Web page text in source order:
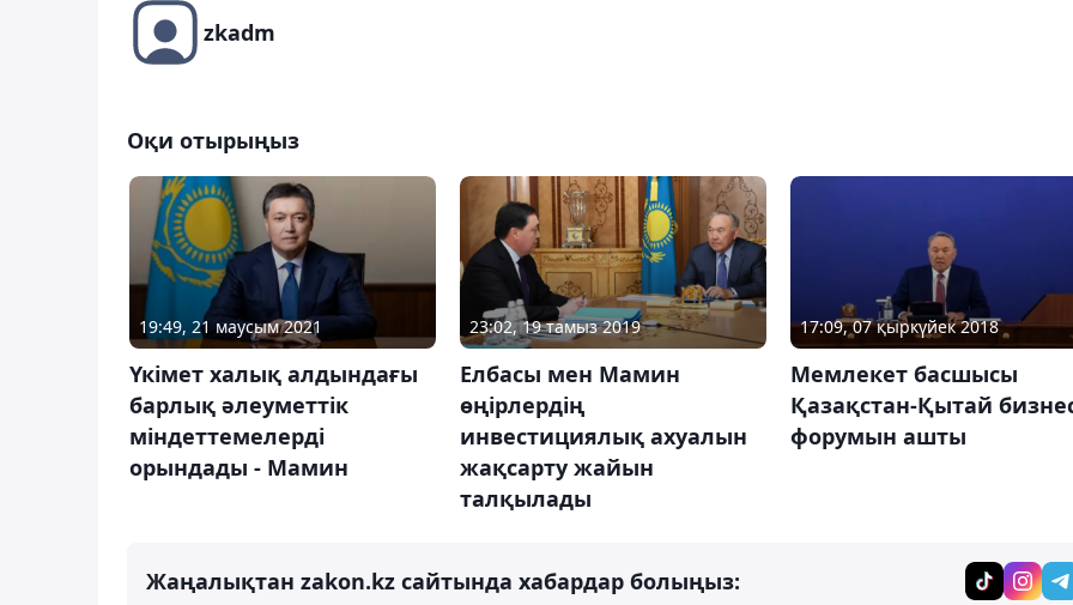
zkadm
Оқи отырыңыз
19:49, 21 маусым 2021
Үкімет халық алдындағы
барлық әлеуметтік
міндеттемелерді
орындады - Мамин
23:02, 19 тамыз 2019
Елбасы мен Мамин
өңірлердің
инвестициялық ахуалын
жақсарту жайын
талқылады
17:09, 07 қыркүйек 2018
Мемлекет басшысы
Қазақстан-Қытай
форумын ашты
Жаңалықтан zakon.kz сайтында хабардар болыңыз: